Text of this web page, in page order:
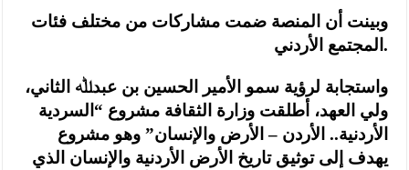
‏وبينت أن المنصة ضمت مشاركات من مختلف فئات
المجتمع الأردني.
واستجابة لرؤية سمو الأمير الحسين بن عبدﷲ الثاني،
ولي العهد، أطلقت وزارة الثقافة مشروع “السردية
الأردنية.. الأردن – الأرض والإنسان” وهو مشروع
يهدف إلى توثيق تاريخ الأرض الأردنية والإنسان الذي